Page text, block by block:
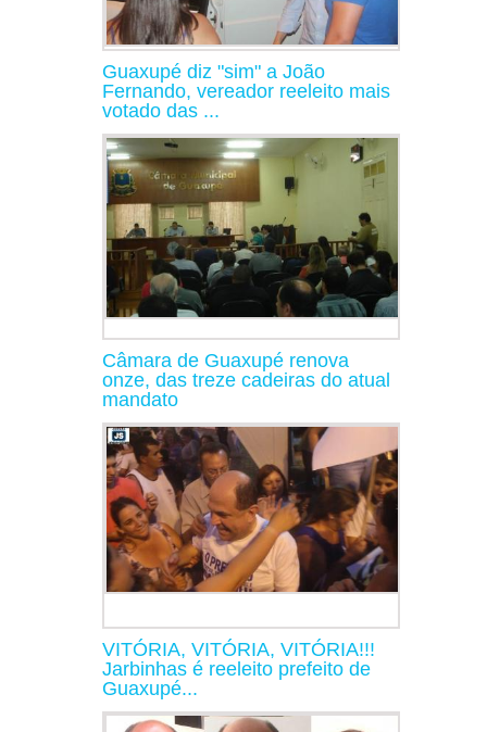
Guaxupé diz "sim" a João
Fernando, vereador reeleito mais
votado das ...
Câmara de Guaxupé renova
onze, das treze cadeiras do atual
mandato
VITÓRIA, VITÓRIA, VITÓRIA!!!
Jarbinhas é reeleito prefeito de
Guaxupé...